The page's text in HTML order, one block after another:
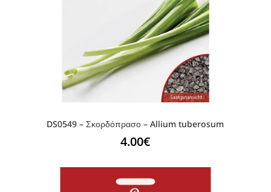
DS0549 – Σκορδόπρασο – Allium tuberosum
4.00€